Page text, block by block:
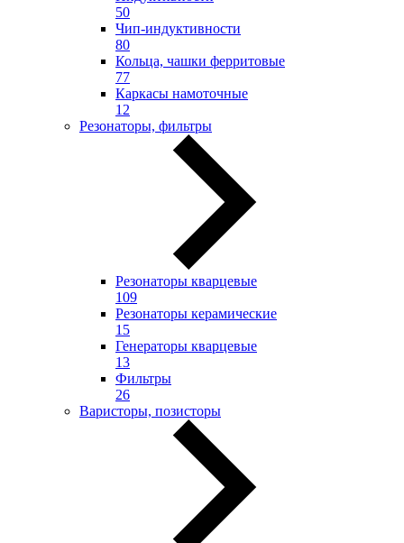
50
Чип-индуктивности
80
Кольца, чашки ферритовые
77
Каркасы намоточные
12
Резонаторы, фильтры
Резонаторы кварцевые
109
Резонаторы керамические
15
Генераторы кварцевые
13
Фильтры
26
Варисторы, позисторы